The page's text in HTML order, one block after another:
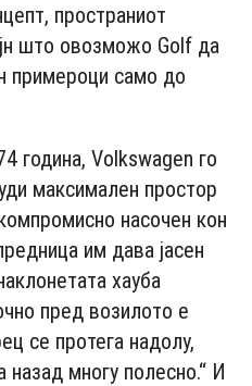
пространиот
што овозможо Golf да
примероци само до
година, Volkswagen го
максимален простор
насочен кон
им дава јасен
хауба
пред возилото е
се протега надолу,
назад многу полесно.“ И